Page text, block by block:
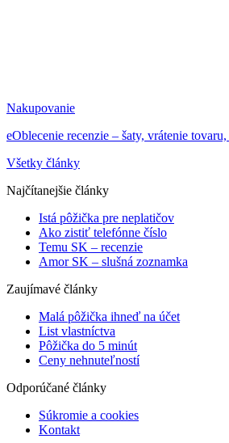
Nakupovanie
eOblecenie recenzie – šaty, vrátenie
Všetky články
Najčítanejšie články
Istá pôžička pre neplatičov
Ako zistiť telefónne číslo
Temu SK – recenzie
Amor SK – slušná zoznamka
Zaujímavé články
Malá pôžička ihneď na účet
List vlastníctva
Pôžička do 5 minút
Ceny nehnuteľností
Odporúčané články
Súkromie a cookies
Kontakt